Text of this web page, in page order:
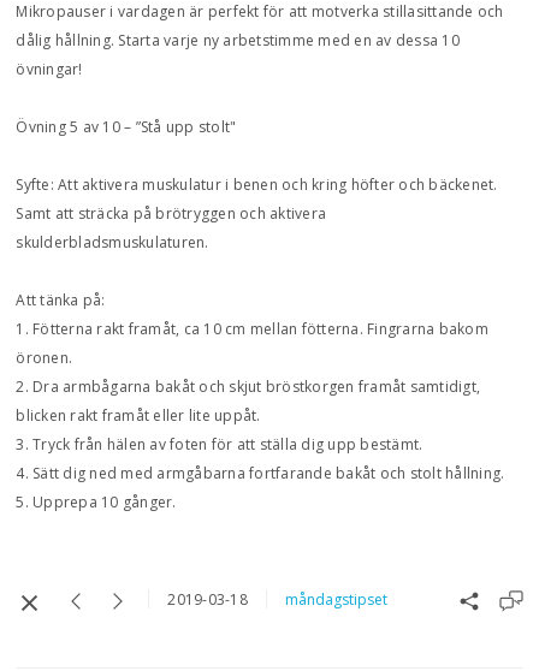
Mikropauser i vardagen är perfekt för att motverka stillasittande och
dålig hållning. Starta varje ny arbetstimme med en av dessa 10
övningar!
Övning 5 av 10 – ”Stå upp stolt"
Syfte: Att aktivera muskulatur i benen och kring höfter och bäckenet.
Samt att sträcka på brötryggen och aktivera
skulderbladsmuskulaturen.
Att tänka på:
1. Fötterna rakt framåt, ca 10 cm mellan fötterna. Fingrarna bakom
öronen.
2. Dra armbågarna bakåt och skjut bröstkorgen framåt samtidigt,
blicken rakt framåt eller lite uppåt.
3. Tryck från hälen av foten för att ställa dig upp bestämt.
4. Sätt dig ned med armgåbarna fortfarande bakåt och stolt hållning.
5. Upprepa 10 gånger.
2019-03-18 måndagstipset